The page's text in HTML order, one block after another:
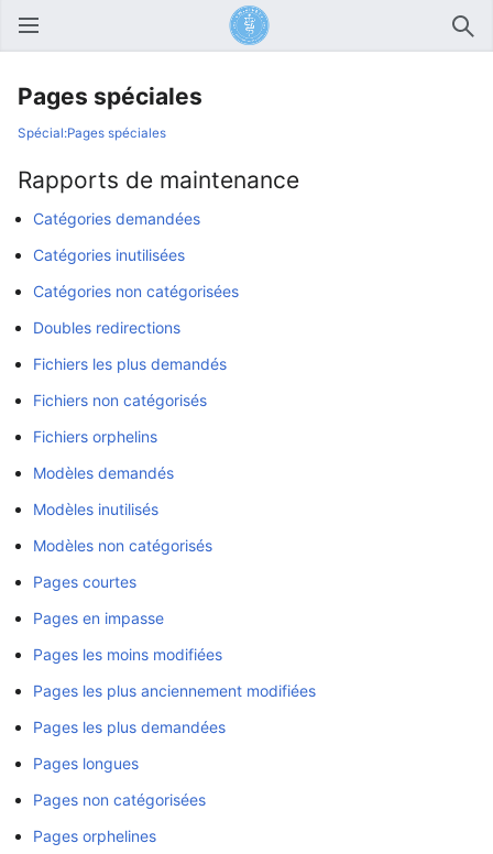
Ouvrir le menu principal
Pages spéciales
Spécial:Pages spéciales
Rapports de maintenance
Catégories demandées
Catégories inutilisées
Catégories non catégorisées
Doubles redirections
Fichiers les plus demandés
Fichiers non catégorisés
Fichiers orphelins
Modèles demandés
Modèles inutilisés
Modèles non catégorisés
Pages courtes
Pages en impasse
Pages les moins modifiées
Pages les plus anciennement modifiées
Pages les plus demandées
Pages longues
Pages non catégorisées
Pages orphelines